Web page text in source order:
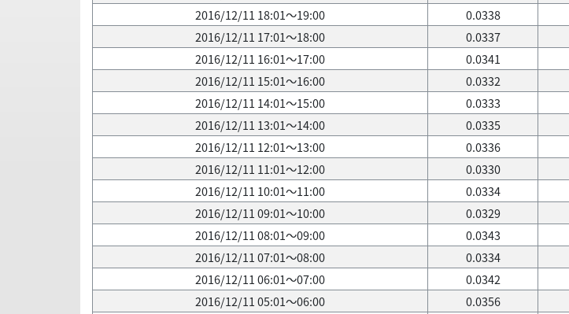
2016/12/11 18:01～19:00
0.0338
2016/12/11 17:01～18:00
0.0337
2016/12/11 16:01～17:00
0.0341
2016/12/11 15:01～16:00
0.0332
2016/12/11 14:01～15:00
0.0333
2016/12/11 13:01～14:00
0.0335
2016/12/11 12:01～13:00
0.0336
2016/12/11 11:01～12:00
0.0330
2016/12/11 10:01～11:00
0.0334
2016/12/11 09:01～10:00
0.0329
2016/12/11 08:01～09:00
0.0343
2016/12/11 07:01～08:00
0.0334
2016/12/11 06:01～07:00
0.0342
2016/12/11 05:01～06:00
0.0356